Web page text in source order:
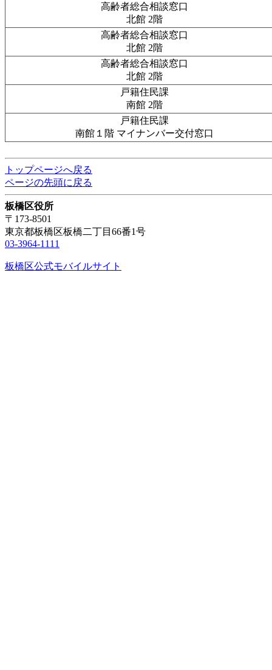
高齢者総合相談窓口
北館 2階
高齢者総合相談窓口
北館 2階
高齢者総合相談窓口
北館 2階
戸籍住民課
南館 2階
戸籍住民課
南館１階 マイナンバー交付窓口
トップページへ戻る
ページの先頭に戻る
板橋区役所
〒173-8501
東京都板橋区板橋二丁目66番1号
03-3964-1111
板橋区公式モバイルサイト